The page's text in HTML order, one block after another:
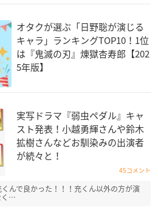
オタクが選ぶ「日野聡が演じる
キャラ」ランキングTOP10！1位
は『鬼滅の刃』煉󠄁獄杏寿郎【202
5年版】
実写ドラマ『弱虫ペダル』キャ
スト発表！小越勇輝さんや鈴木
拡樹さんなどお馴染みの出演者
が続々と！
45コメント
んで良かった！！！充くん以外の方が演
く…